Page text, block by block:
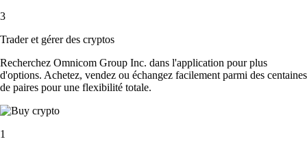
3
Trader et gérer des cryptos
Recherchez Omnicom Group Inc. dans l'application pour plus
d'options. Achetez, vendez ou échangez facilement parmi des centaines
de paires pour une flexibilité totale.
1